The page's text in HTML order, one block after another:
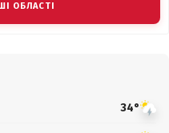
ОБЛАСТІ
34°